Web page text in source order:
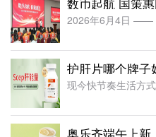
奥乐齐端午上新